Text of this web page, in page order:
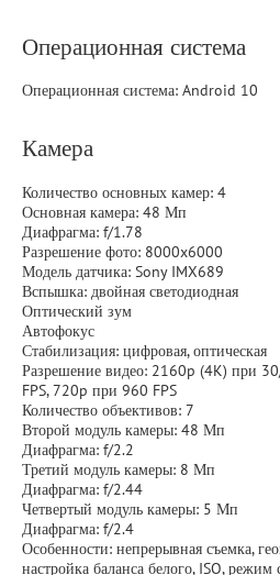
Операционная система
Операционная система: Android 10
Камера
Количество основных камер: 4
Основная камера: 48 Мп
Диафрагма: f/1.78
Разрешение фото: 8000x6000
Модель датчика: Sony IMX689
Вспышка: двойная светодиодная
Оптический зум
Автофокус
Стабилизация: цифровая, оптическая
Разрешение видео: 2160p (4K) при
FPS, 720p при 960 FPS
Количество объективов: 7
Второй модуль камеры: 48 Мп
Диафрагма: f/2.2
Третий модуль камеры: 8 Мп
Диафрагма: f/2.44
Четвертый модуль камеры: 5 Мп
Диафрагма: f/2.4
Особенности: непрерывная съемка,
настройка баланса белого, ISO, режим